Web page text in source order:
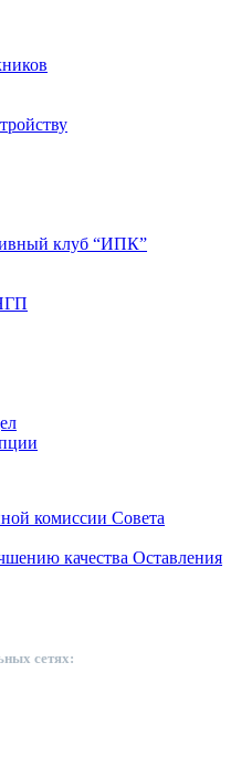
клуб “ИПК”
комиссии Совета
качества Оставления
сетях: